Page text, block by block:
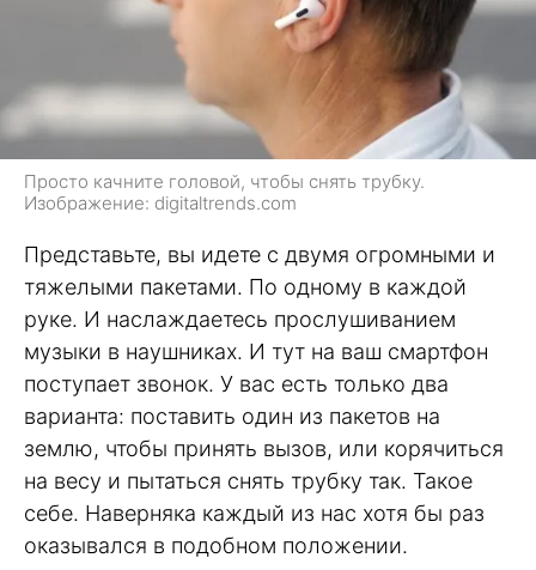
Просто качните головой, чтобы снять трубку.
Изображение: digitaltrends.com
Представьте, вы идете с двумя огромными и
тяжелыми пакетами. По одному в каждой
руке. И наслаждаетесь прослушиванием
музыки в наушниках. И тут на ваш смартфон
поступает звонок. У вас есть только два
варианта: поставить один из пакетов на
землю, чтобы принять вызов, или корячиться
на весу и пытаться снять трубку так. Такое
себе. Наверняка каждый из нас хотя бы раз
оказывался в подобном положении.